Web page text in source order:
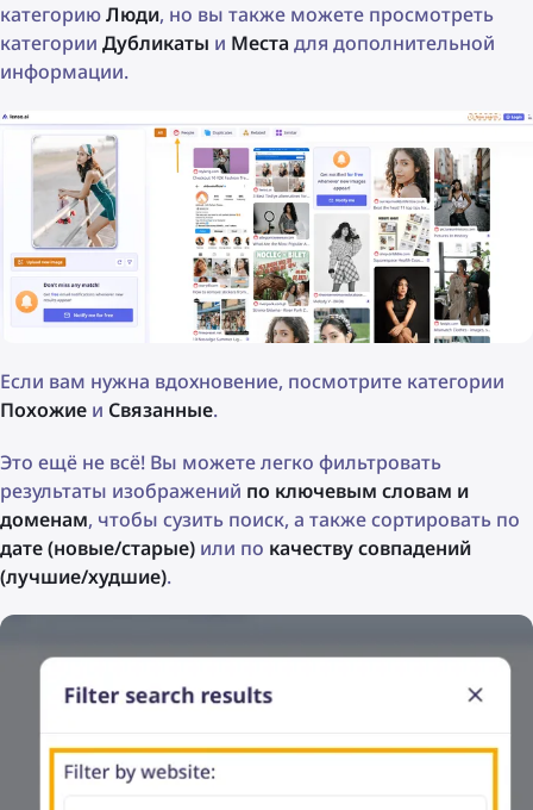
категориюЛюди, но вы также можете просмотреть
категории Дубликаты и Места для дополнительной
информации.
Если вам нужна вдохновение, посмотрите категории
Похожие и Связанные.
Это ещё не всё! Вы можете легко фильтровать
результаты изображений по ключевым словам и
доменам, чтобы сузить поиск, а также сортировать по
дате (новые/старые) или по качеству совпадений
(лучшие/худшие).